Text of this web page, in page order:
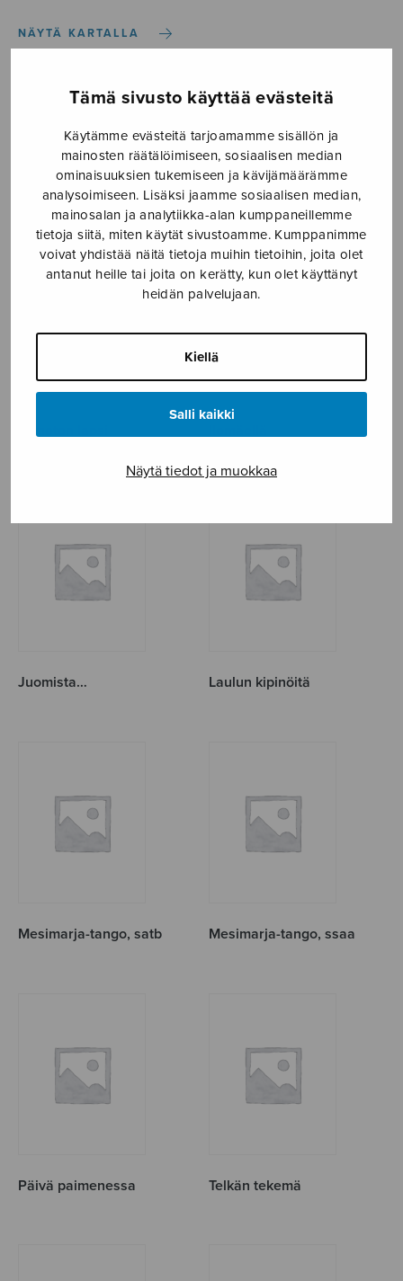
Tämä sivusto käyttää evästeitä
Käytämme evästeitä tarjoamamme sisällön ja
mainosten räätälöimiseen, sosiaalisen median
ominaisuuksien tukemiseen ja kävijämäärämme
analysoimiseen. Lisäksi jaamme sosiaalisen median,
mainosalan ja analytiikka-alan kumppaneillemme
tietoja siitä, miten käytät sivustoamme. Kumppanimme
voivat yhdistää näitä tietoja muihin tietoihin, joita olet
antanut heille tai joita on kerätty, kun olet käyttänyt
heidän palvelujaan.
Kiellä
Salli kaikki
Näytä tiedot ja muokkaa
NÄYTÄ KARTALLA
MATVEINEN LIISA
Armoton lapsi
Juomista… Laulun kipinöitä
Mesimarja-tango, satb Mesimarja-tango, ssaa
Päivä paimenessa Telkän tekemä